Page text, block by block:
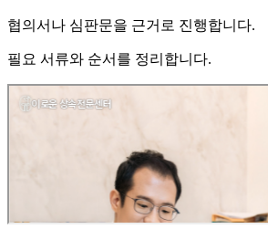
협의서나 심판문을 근거로 진행합니다.
필요 서류와 순서를 정리합니다.